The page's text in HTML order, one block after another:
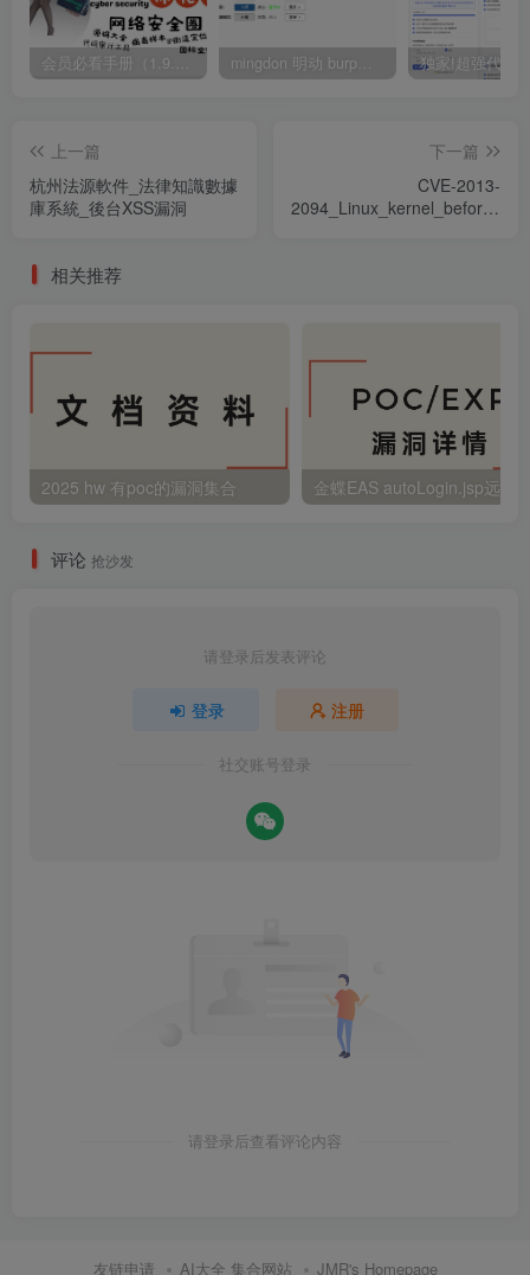
会员必看手册（1.9.0版本 26.4.5更新） mingdon 明动 burp插件0.2.6版本 本地时间校验去除版
上一篇
杭州法源軟件_法律知識數據
庫系統_後台XSS漏洞
下一篇
CVE-2013-
相关推荐
2025 hw 有poc的漏洞集合
评论 抢沙发
请登录后发表评论
登录 注册
社交账号登录
请登录后查看评论内容
友链申请 AI大全 集合网站 JMR's Homepage